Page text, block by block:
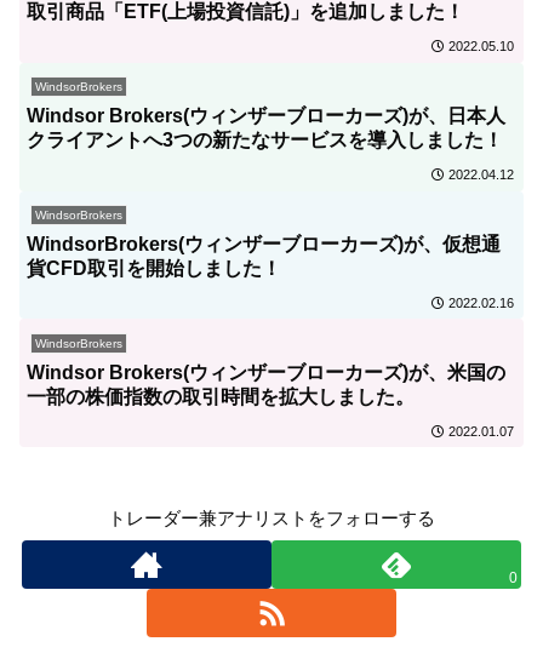
取引商品「ETF(上場投資信託)」を追加しました！
2022.05.10
WindsorBrokers
Windsor Brokers(ウィンザーブローカーズ)が、日本人
クライアントへ3つの新たなサービスを導入しました！
2022.04.12
WindsorBrokers
WindsorBrokers(ウィンザーブローカーズ)が、仮想通
貨CFD取引を開始しました！
2022.02.16
WindsorBrokers
Windsor Brokers(ウィンザーブローカーズ)が、米国の
一部の株価指数の取引時間を拡大しました。
2022.01.07
トレーダー兼アナリストをフォローする
0